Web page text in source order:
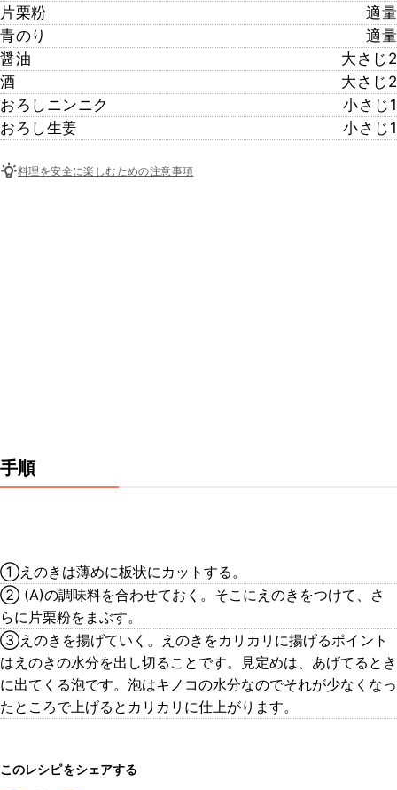
片栗粉
適量
青のり
適量
醤油
大さじ2
酒
大さじ2
おろしニンニク
小さじ1
おろし生姜
小さじ1
料理を安全に楽しむための注意事項
手順
①えのきは薄めに板状にカットする。
② (A)の調味料を合わせておく。そこにえのきをつけて、さ
らに片栗粉をまぶす。
③えのきを揚げていく。えのきをカリカリに揚げるポイント
はえのきの水分を出し切ることです。見定めは、あげてるとき
に出てくる泡です。泡はキノコの水分なのでそれが少なくなっ
たところで上げるとカリカリに仕上がります。
このレシピをシェアする